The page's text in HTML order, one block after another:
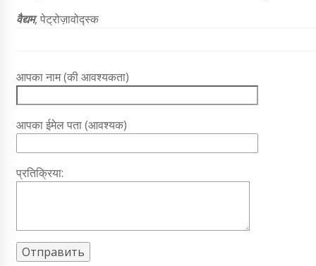
वैद्यम,पेट्रोज़ावोद्स्क
आपका नाम (की आवश्यकता)
आपका ईमेल पता (आवश्यक)
प्रतिक्रिया: